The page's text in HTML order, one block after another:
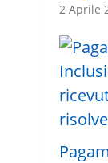
2 Aprile